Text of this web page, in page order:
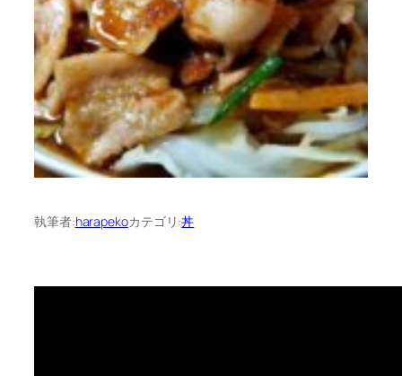
執筆者:harapekoカテゴリ:丼